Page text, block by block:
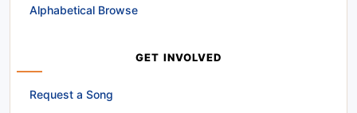
Alphabetical Browse
GET INVOLVED
Request a Song